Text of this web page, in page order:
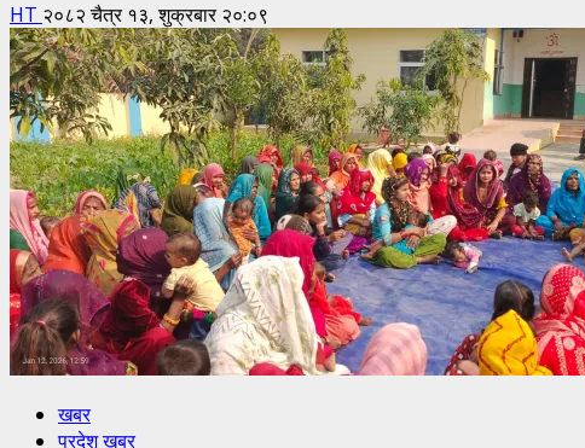
HT २०८२ चैत्र १३, शुक्रबार २०:०९
खबर
प्रदेश खबर